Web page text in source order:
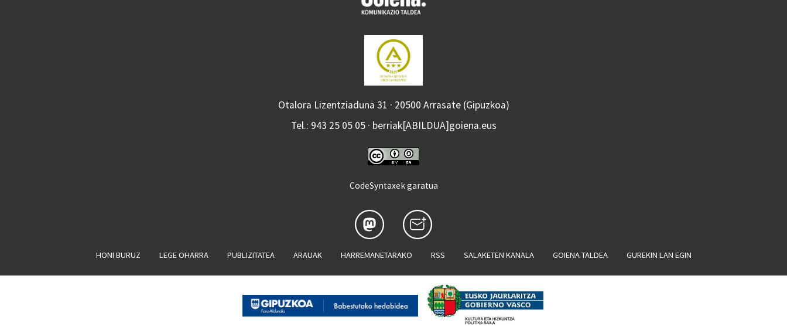
Otalora Lizentziaduna 31 · 20500 Arrasate (Gipuzkoa)
Tel.: 943 25 05 05 · berriak[ABILDUA]goiena.eus
CodeSyntaxek garatua
HONI BURUZ LEGE OHARRA PUBLIZITATEA ARAUAK HARREMANETARAKO RSS SALAKETEN KANALA GOIENA TALDEA GUREKIN LAN EGIN